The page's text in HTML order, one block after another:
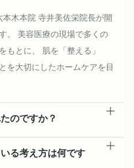
木本院 寺井美佐栄院長が開
。 美容医療の現場で多くの
もとに、 肌を「整える」
を大切にしたホームケアを目
のですか？
々のホームケアまで含めて肌
ことがきっかけです。 毎日
る考え方は何です